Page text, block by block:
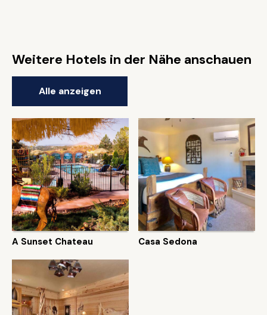
Weitere Hotels in der Nähe anschauen
Alle anzeigen
A Sunset Chateau Casa Sedona